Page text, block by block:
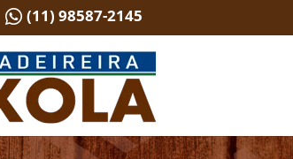
 (11) 98587-2145